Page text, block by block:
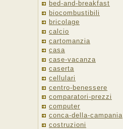
bed-and-breakfast
biocombustibili
bricolage
calcio
cartomanzia
casa
case-vacanza
caserta
cellulari
centro-benessere
comparatori-prezzi
computer
conca-della-campania
costruzioni